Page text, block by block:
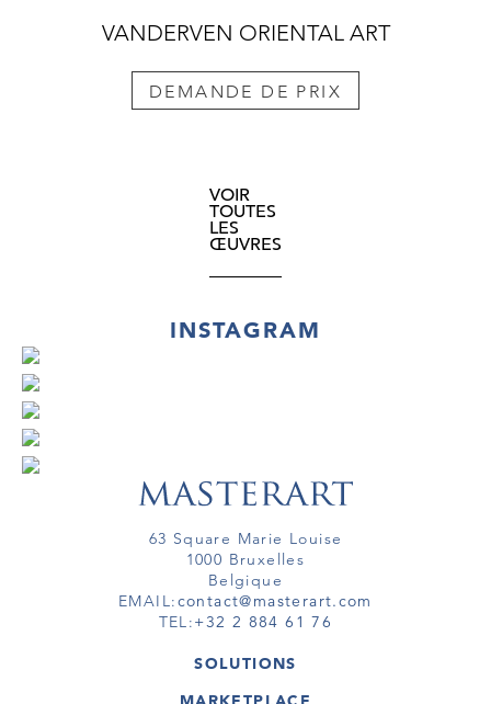
VANDERVEN ORIENTAL ART
DEMANDE DE PRIX
VOIR
TOUTES
LES
ŒUVRES
INSTAGRAM
63 Square Marie Louise
1000 Bruxelles
Belgique
EMAIL:contact@masterart.com
TEL:+32 2 884 61 76
SOLUTIONS
GALERIE